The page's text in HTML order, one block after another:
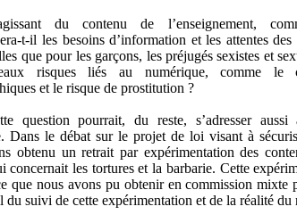
du contenu de l’enseignement,
t-il les besoins d’information et les attentes
que pour les garçons, les préjugés sexistes et
risques liés au numérique, comme le
et le risque de prostitution ?
question pourrait, du reste, s’adresser
Dans le débat sur le projet de loi visant à
obtenu un retrait par expérimentation des
concernait les tortures et la barbarie. Cette
que nous avons pu obtenir en commission mixte
du suivi de cette expérimentation et de la réalité du